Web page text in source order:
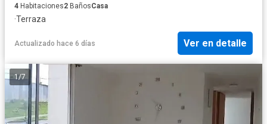
4 Habitaciones2 BañosCasa
·Terraza
Actualizado hace 6 días Ver en detalle
1/7